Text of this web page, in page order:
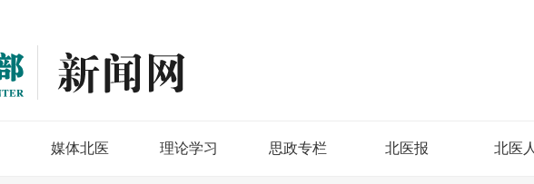
媒体北医 理论学习 思政专栏 北医报 北医人